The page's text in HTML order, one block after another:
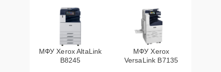
МФУ Xerox AltaLink
B8245
МФУ Xerox
VersaLink B7135